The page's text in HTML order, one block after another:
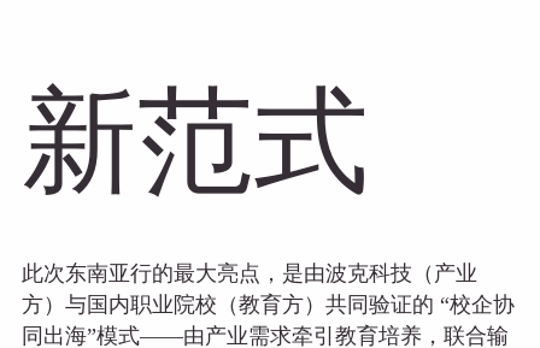
新范式
此次东南亚行的最大亮点，是由波克科技（产业
方）与国内职业院校（教育方）共同验证的 “校企协
同出海”模式——由产业需求牵引教育培养，联合输